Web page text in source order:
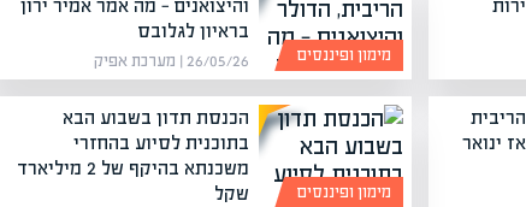
והיצואנים — מה אמר אמיר ירון
בראיון לגלובס
26/05/26 | מערכת אפיק מימון ופיננסים
הכנסת תדון בשבוע הבא
בתוכנית לסיוע בהחזרי
משכנתא בהיקף של 2 מיליארד
שקל
מימון ופיננסים